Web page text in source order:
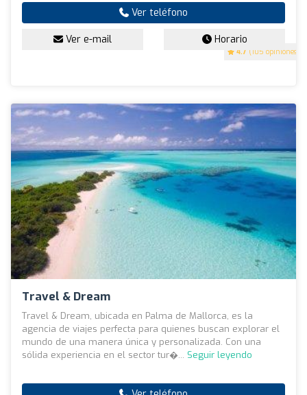
4.7 (105 opiniones)
Ver teléfono
Ver e-mail Horario
Travel & Dream
Travel & Dream, ubicada en Palma de Mallorca, es la
agencia de viajes perfecta para quienes buscan explorar el
mundo de una manera única y personalizada. Con una
sólida experiencia en el sector tur�... Seguir leyendo